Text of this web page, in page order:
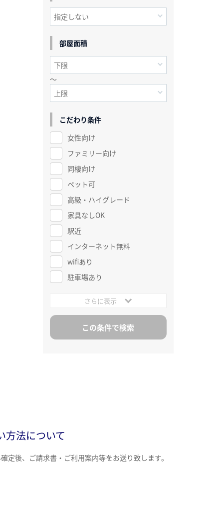
部屋面積
～
こだわり条件
女性向け
ファミリー向け
同棲向け
ペット可
高級・ハイグレード
家具なしOK
駅近
インターネット無料
wifiあり
駐車場あり
さらに表示
方法について
定後、ご請求書・ご利用案内等をお送り致します。